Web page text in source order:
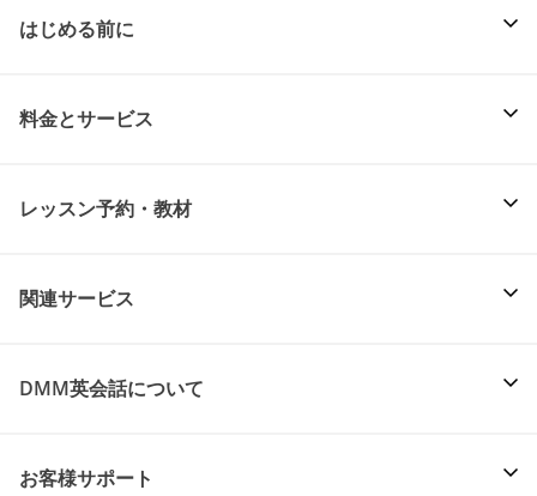
はじめる前に
料金とサービス
レッスン予約・教材
関連サービス
DMM英会話について
お客様サポート